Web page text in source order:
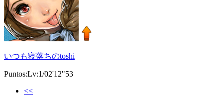
いつも寝落ちのtoshi
Puntos:Lv:1/02'12"53
<<